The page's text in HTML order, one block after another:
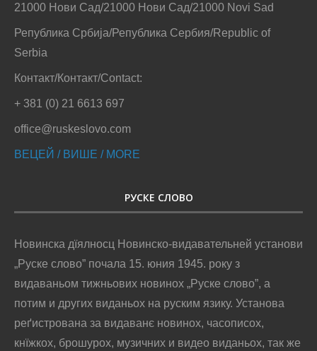
21000 Нови Сад/21000 Нови Сад/21000 Novi Sad
Република Србија/Република Сербия/Republic of
Serbia
Контакт/Контакт/Contact:
+ 381 (0) 21 6613 697
office@ruskeslovo.com
ВЕЦЕЙ / ВИШЕ / MORE
РУСКЕ СЛОВО
Новинска дїялносц Новинско-видавательней установи
„Руске слово” почала 15. юния 1945. року з
видаваньом тижньових новинох „Руске слово”, а
потим и других виданьох на руским язику. Установа
реґистрована за видаванє новинох, часописох,
кнїжкох, брошурох, музичних и видео виданьох, так же